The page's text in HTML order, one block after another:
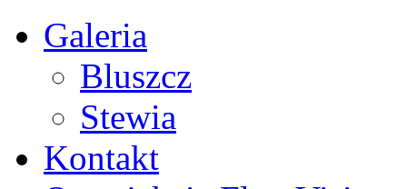
Galeria
Bluszcz
Stewia
Kontakt